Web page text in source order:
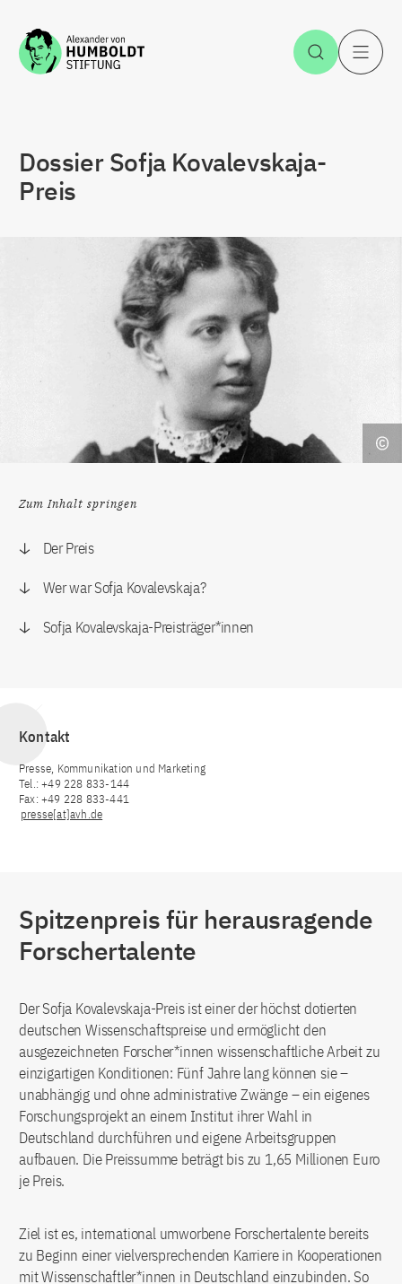
Zum Inhalt springen Suche
Dossier Sofja Kovalevskaja-
Preis
Zum Inhalt springen
Der Preis
Wer war Sofja Kovalevskaja?
Sofja Kovalevskaja-Preisträger*innen
Kontakt
Presse, Kommunikation und Marketing
Tel.: +49 228 833-144
Fax: +49 228 833-441
presse[at]avh.de
Spitzenpreis für herausragende
Forschertalente
Der Sofja Kovalevskaja-Preis ist einer der höchst dotierten
deutschen Wissenschaftspreise und ermöglicht den
ausgezeichneten Forscher*innen wissenschaftliche Arbeit zu
einzigartigen Konditionen: Fünf Jahre lang können sie –
unabhängig und ohne administrative Zwänge – ein eigenes
Forschungsprojekt an einem Institut ihrer Wahl in
Deutschland durchführen und eigene Arbeitsgruppen
aufbauen. Die Preissumme beträgt bis zu 1,65 Millionen Euro
je Preis.
Ziel ist es, international umworbene Forschertalente bereits
zu Beginn einer vielversprechenden Karriere in Kooperationen
mit Wissenschaftler*innen in Deutschland einzubinden. So